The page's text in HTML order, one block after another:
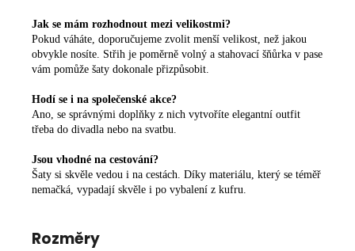
Jak se mám rozhodnout mezi velikostmi?
Pokud váháte, doporučujeme zvolit menší velikost, než jakou
obvykle nosíte. Střih je poměrně volný a stahovací šňůrka v pase
vám pomůže šaty dokonale přizpůsobit.
Hodí se i na společenské akce?
Ano, se správnými doplňky z nich vytvoříte elegantní outfit
třeba do divadla nebo na svatbu.
Jsou vhodné na cestování?
Šaty si skvěle vedou i na cestách. Díky materiálu, který se téměř
nemačká, vypadají skvěle i po vybalení z kufru.
Rozměry